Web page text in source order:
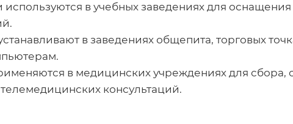
в учебных заведениях для
в заведениях общепита, торговых
в медицинских учреждениях для сбора,
консультаций.